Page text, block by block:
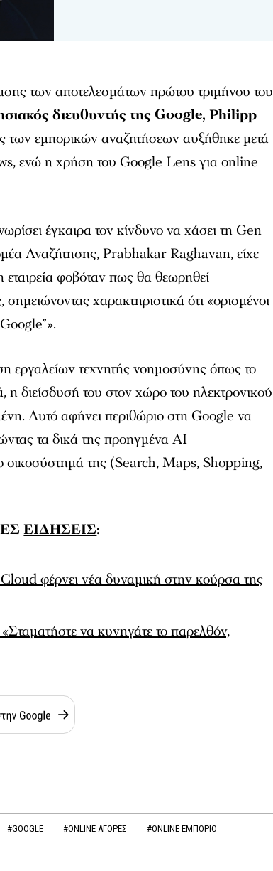
των αποτελεσμάτων πρώτου τριμήνου του
διευθυντής της Google, Philipp
των εμπορικών αναζητήσεων αυξήθηκε μετά
, ενώ η χρήση του Google Lens για online
έγκαιρα τον κίνδυνο να χάσει τη Gen
Αναζήτησης, Prabhakar Raghavan, είχε
φοβόταν πως θα θεωρηθεί
χαρακτηριστικά ότι «ορισμένοι
εργαλείων τεχνητής νοημοσύνης όπως το
η διείσδυσή του στον χώρο του ηλεκτρονικού
Αυτό αφήνει περιθώριο στη Google να
τα δικά της προηγμένα AI
οικοσύστημά της (Search, Maps, Shopping,
ΕΙΔΗΣΕΙΣ:
φέρνει νέα δυναμική στην κούρσα της
να κυνηγάτε το παρελθόν,
#GOOGLE #ONLINE ΑΓΟΡΕΣ
#ONLINE ΕΜΠΟΡΙΟ